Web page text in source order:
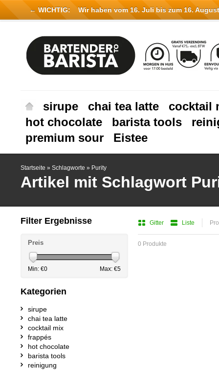
sirupe chai tea latte
cocktail
hot chocolate
barista tools
premium sour
Eistee
Startseite » Schlagworte » Purity
Artikel mit Schlagwort
Gitter Liste
0 Produkte
Filter Ergebnisse
Preis
Min: €0 Max: €5
Kategorien
sirupe
chai tea latte
cocktail mix
frappés
hot chocolate
barista tools
reinigung
← WICHTIG: Wir haben vom 16. Juli bis zum 16.